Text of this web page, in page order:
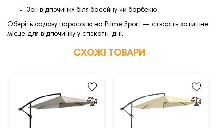
Зон відпочинку біля басейну чи барбекю
Оберіть садову парасолю на Prime Sport — створіть затишне
місце для відпочинку у спекотні дні.
СХОЖІ ТОВАРИ